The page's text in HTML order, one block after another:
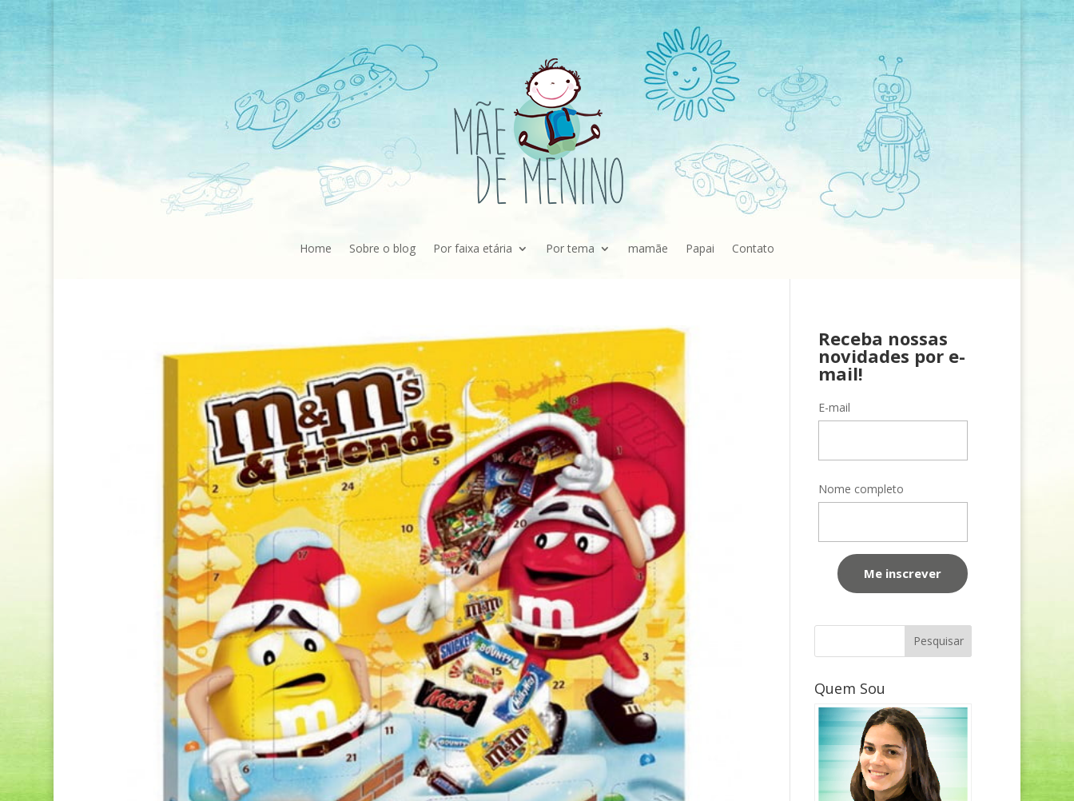
Home Sobre o blog Por faixa etária Por tema mamãe Papai Contato
Receba nossas
novidades por e-
mail!
E-mail
Nome completo
Quem Sou